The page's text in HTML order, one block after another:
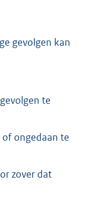
gevolgen kan
te
ongedaan te
zover dat